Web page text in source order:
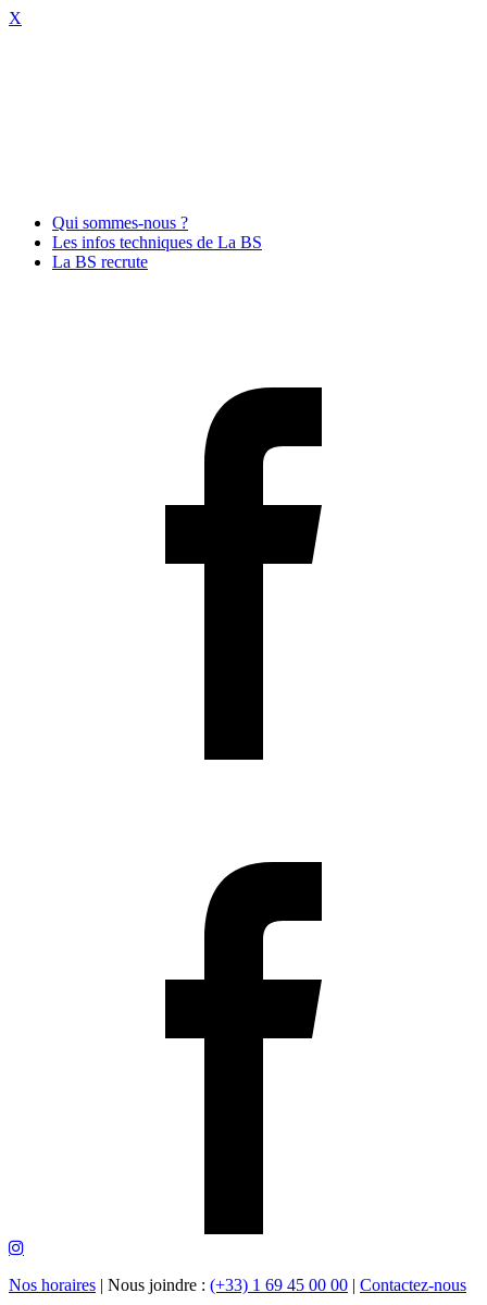
X
Qui sommes-nous ?
Les infos techniques de La BS
La BS recrute
Nos horaires | Nous joindre : (+33) 1 69 45 00 00 | Contactez-nous